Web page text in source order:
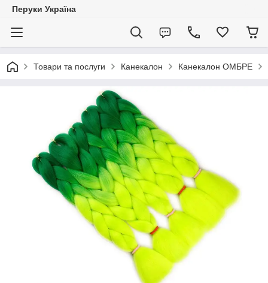
Перуки Україна
Товари та послуги Канекалон Канекалон ОМБРЕ